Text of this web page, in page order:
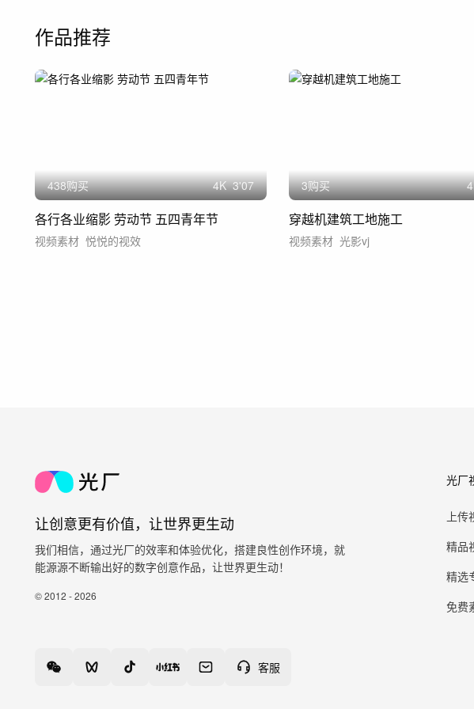
作品推荐
438购买 4K 3'07
各行各业缩影 劳动节 五四青年节
视频素材 悦悦的视效
3购买 4
穿越机建筑工地施工
视频素材 光影vj
让创意更有价值，让世界更生动
我们相信，通过光厂的效率和体验优化，搭建良性创作环境，就
能源源不断输出好的数字创意作品，让世界更生动！
© 2012 - 2026
客服
光厂
上传
精品
精选
免费